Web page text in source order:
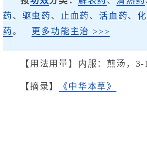
药 、 驱虫药 、 止血药 、 活血药、
药。 更多功能主治 >>>
【用法用量】内服：煎汤，
【摘录】 《中华本草》